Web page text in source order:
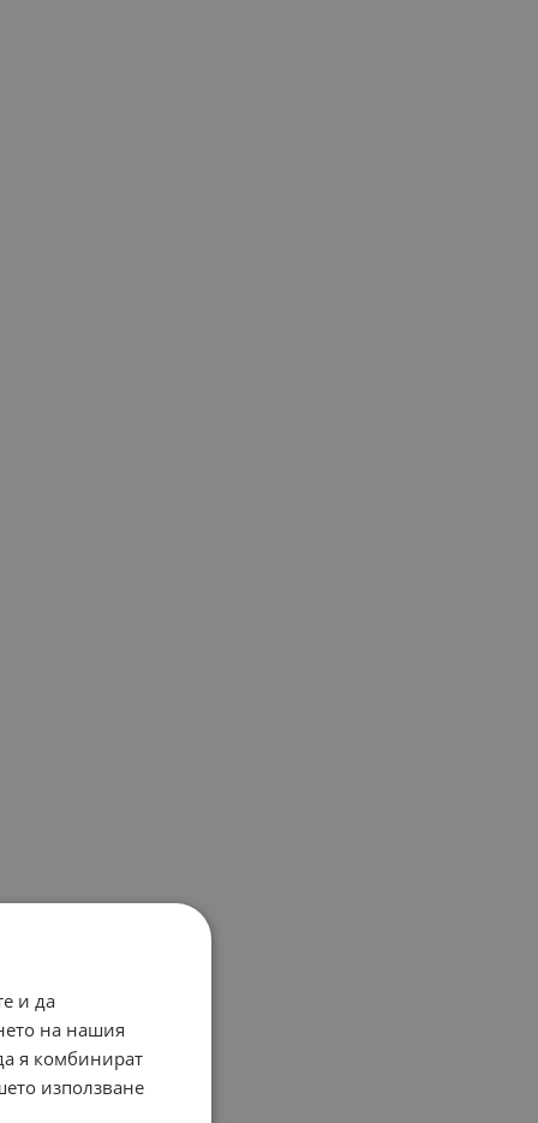
и да
на нашия
я комбинират
използване